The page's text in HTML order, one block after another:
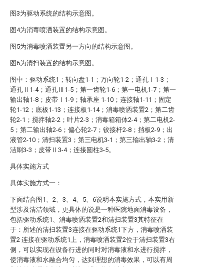
图3为驱动系统的结构示意图。
图4为消毒喷洒装置的结构示意图。
图5为消毒喷洒装置另一方向的结构示意图。
图6为清扫装置的结构示意图。
图中：驱动系统1；转向盘1-1；万向轮1-2；通孔Ⅰ1-3；
通孔Ⅱ1-4；通孔Ⅲ1-5；第一齿轮1-6；第一电机1-7；第一
输出轴1-8；皮带Ⅰ1-9；轴承座 1-10；连接轴1-11；固定
轮1-12；底板1-13；连接板1-14；消毒喷洒装置2；第二齿
轮2-1；搅拌轴2-2；叶片2-3；消毒箱箱体2-4；第二电机2-
5；第二输出轴2-6；偏心轮2-7；铰接杆2-8；挡板2-9；出
液管2-10；清扫装置3；第三电机3-1；第三输出轴3-2；清
洁刷3-3；皮带Ⅱ3-4；连接圆柱3-5。
具体实施方式
具体实施方式一：
下面结合图1、2、3、4、5、6说明本实施方式，本实用新
型涉及清洁领域，更具体的说是一种医院地面消毒设备，
包括驱动系统1、消毒喷洒装置2和清扫装置3其特征在
于：所述的清扫装置3连接在驱动系统1下方，消毒喷洒装
置2 连接在驱动系统1上，消毒喷洒装置2位于清扫装置3右
侧，可以实现在设备行进的同时对消毒液和水进行搅拌，
使消毒液和水融合均匀，达到理想的消毒效果，可以有周